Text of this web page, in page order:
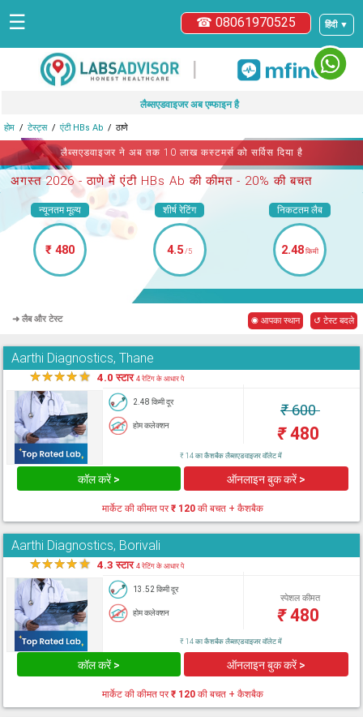
हिंदी ▼
☎ 08061970525
☰
|
लैब्सएडवाइजर अब एम्फाइन है
होम टेस्ट्स एंटी HBs Ab ठाणे
लैब्सएडवाइजर ने अब तक 10 लाख कस्टमर्स को सर्विस दिया है
अगस्त 2026 -ठाणे में एंटी HBs Ab की कीमत - 20% की बचत
न्यूनतम मूल्य
₹ 480
शीर्ष रेटिंग
4.5/5
निकटतम लैब
2.48किमी
➜ लैब और टेस्ट ◉ आपका स्थान ↺ टेस्ट बदले
Aarthi Diagnostics, Thane
★★★★★ 4.0 स्टार4 रेटिंग के आधार पे
2.48 किमी दूर
होम कलेक्शन
₹600
₹480
₹ 14 का कैशबैक लैब्सएडवाइजर वॉलेट में
कॉल करें > ऑनलाइन बुक करें >
मार्केट की कीमत पर₹ 120की बचत + कैशबैक
Aarthi Diagnostics, Borivali
★★★★★ 4.3 स्टार4 रेटिंग के आधार पे
13.52 किमी दूर
होम कलेक्शन
स्पेशल कीमत
₹480
₹ 14 का कैशबैक लैब्सएडवाइजर वॉलेट में
कॉल करें > ऑनलाइन बुक करें >
मार्केट की कीमत पर₹ 120की बचत + कैशबैक